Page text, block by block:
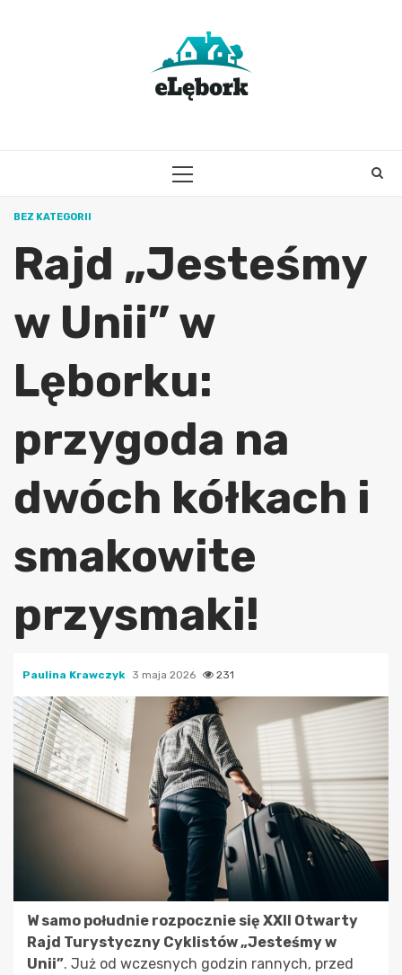
PRIMARY
BEZ KATEGORII
Rajd „Jesteśmy
w Unii” w
Lęborku:
przygoda na
dwóch kółkach i
smakowite
przysmaki!
Paulina Krawczyk 3 maja 2026 231
W samo południe rozpocznie się XXII Otwarty
Rajd Turystyczny Cyklistów „Jesteśmy w
Unii”. Już od wczesnych godzin rannych, przed